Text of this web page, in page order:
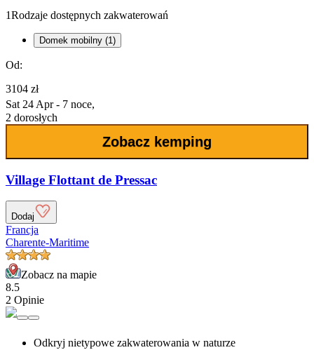
1Rodzaje dostępnych zakwaterowań
Domek mobilny (1)
Od:
3104 zł
Sat 24 Apr - 7 noce,
2 dorosłych
Zobacz kemping
Village Flottant de Pressac
Dodaj
Francja
Charente-Maritime
Zobacz na mapie
8.5
2 Opinie
Odkryj nietypowe zakwaterowania w naturze